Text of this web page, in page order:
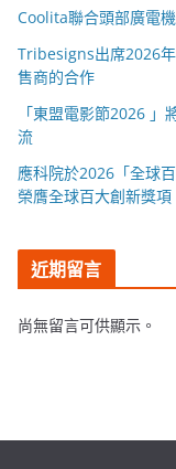
Coolita聯合頭部廣電
Tribesigns出席2026
售商的合作
「東盟電影節2026
流
應科院於2026「全球
榮膺全球百大創新獎項
近期留言
尚無留言可供顯示。